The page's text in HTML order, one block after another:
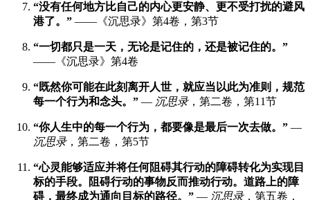
“没有任何地方比自己的内心更安静、更不受打扰的避风
港了。” ——《沉思录》第4卷，第3节
“一切都只是一天，无论是记住的，还是被记住的。”
——《沉思录》第4卷
“既然你可能在此刻离开人世，就应当以此为准则，规范
每一个行为和念头。” — 沉思录，第二卷，第11节
“你人生中的每一个行为，都要像是最后一次去做。” —
沉思录，第二卷，第5节
“心灵能够适应并将任何阻碍其行动的障碍转化为实现目
标的手段。阻碍行动的事物反而推动行动。道路上的障
碍，最终成为通向目标的路径。” — 沉思录，第五卷，